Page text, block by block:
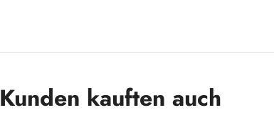
Kunden kauften auch